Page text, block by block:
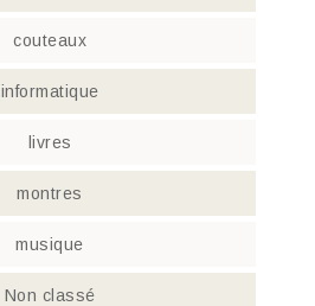
couteaux
informatique
livres
montres
musique
Non classé